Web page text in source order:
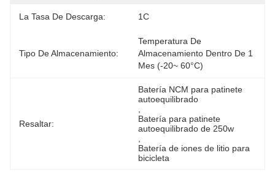
La Tasa De Descarga: 1C
Tipo De Almacenamiento:
Temperatura De
Almacenamiento Dentro De 1
Mes (-20~ 60°C)
Resaltar:
Batería NCM para patinete
autoequilibrado
Batería para patinete
autoequilibrado de 250w
Batería de iones de litio para
bicicleta